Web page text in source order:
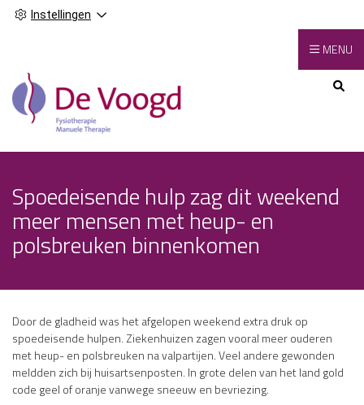
Instellingen
Hoofdmenu
MENU
Spoedeisende hulp zag dit weekend
meer mensen met heup- en
polsbreuken binnenkomen
Door de gladheid was het afgelopen weekend extra druk op
spoedeisende hulpen. Ziekenhuizen zagen vooral meer ouderen
met heup- en polsbreuken na valpartijen. Veel andere gewonden
meldden zich bij huisartsenposten. In grote delen van het land gold
code geel of oranje vanwege sneeuw en bevriezing.